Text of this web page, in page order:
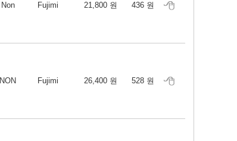
Non Fujimi 21,800 원 436 원
NON Fujimi 26,400 원 528 원